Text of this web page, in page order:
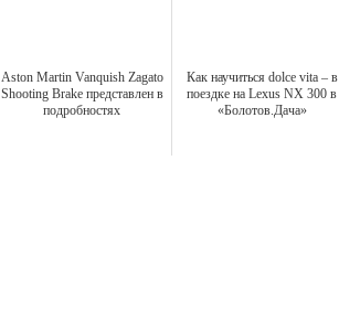
Aston Martin Vanquish Zagato
Shooting Brake представлен в
подробностях
Как научиться dolce vita – в
поездке на Lexus NX 300 в
«Болотов.Дача»